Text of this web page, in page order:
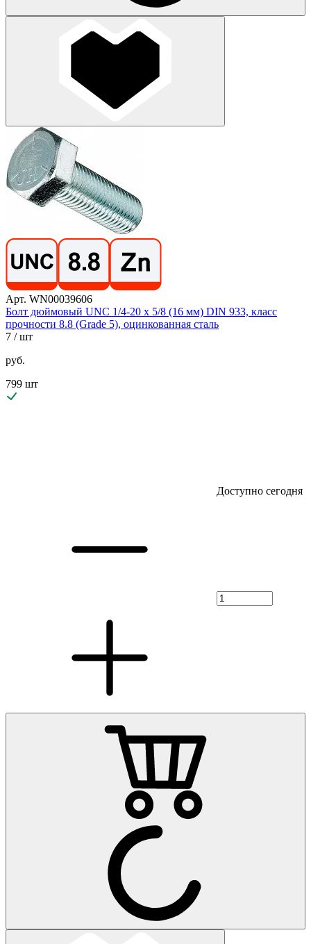
Арт. WN00039606
Болт дюймовый UNC 1/4-20 х 5/8 (16 мм) DIN 933, класс
прочности 8.8 (Grade 5), оцинкованная сталь
7 / шт
руб.
799 шт
Доступно сегодня